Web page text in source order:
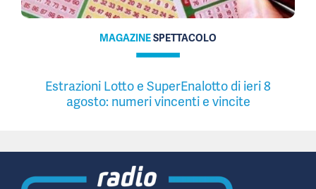
MAGAZINESPETTACOLO
Estrazioni Lotto e SuperEnalotto di ieri 8
agosto: numeri vincenti e vincite